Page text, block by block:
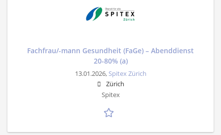
Fachfrau/-mann Gesundheit (FaGe) – Abenddienst
20-80% (a)
13.01.2026, Spitex Zürich
Zürich
Spitex